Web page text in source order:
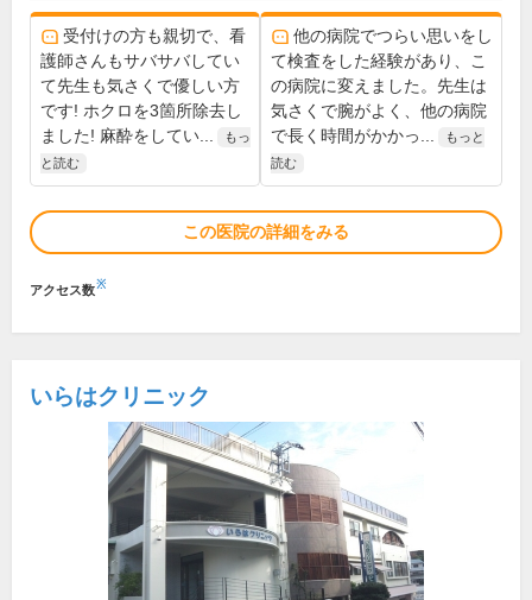
受付けの方も親切で、看
護師さんもサバサバしてい
て先生も気さくで優しい方
です! ホクロを3箇所除去し
ました! 麻酔をしてい...
もっ
と読む
他の病院でつらい思いをし
て検査をした経験があり、こ
の病院に変えました。先生は
気さくで腕がよく、他の病院
で長く時間がかかっ...
もっと
読む
この医院の詳細をみる
アクセス数※
いらはクリニック